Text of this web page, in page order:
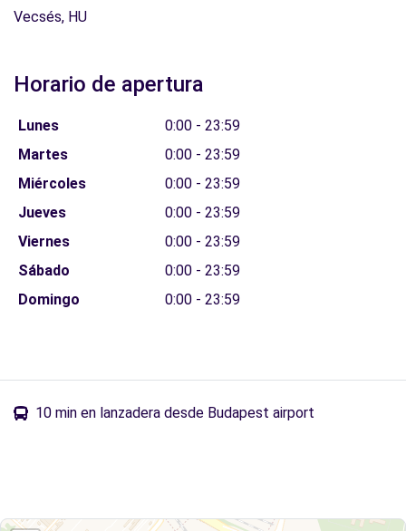
Vecsés, HU
Horario de apertura
Lunes
0:00 - 23:59
Martes
0:00 - 23:59
Miércoles
0:00 - 23:59
Jueves
0:00 - 23:59
Viernes
0:00 - 23:59
Sábado
0:00 - 23:59
Domingo
0:00 - 23:59
10 min en lanzadera desde Budapest airport